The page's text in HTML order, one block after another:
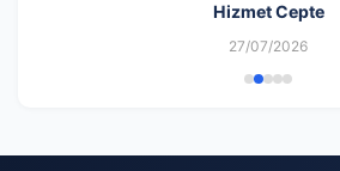
Hizmet Cepte
27/07/2026